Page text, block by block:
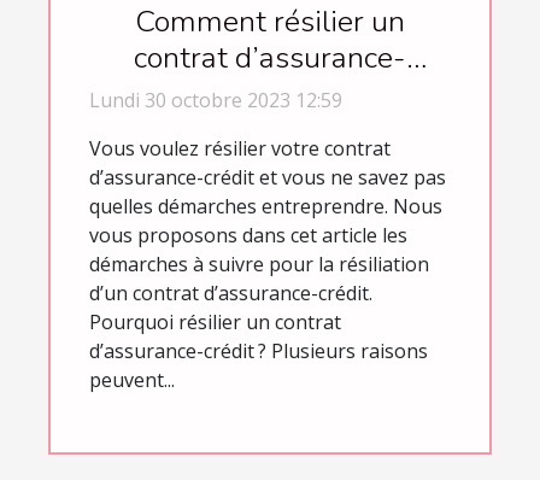
Comment résilier un
contrat d’assurance-
crédit ?
Lundi 30 octobre 2023 12:59
Vous voulez résilier votre contrat
d’assurance-crédit et vous ne savez pas
quelles démarches entreprendre. Nous
vous proposons dans cet article les
démarches à suivre pour la résiliation
d’un contrat d’assurance-crédit.
Pourquoi résilier un contrat
d’assurance-crédit ? Plusieurs raisons
peuvent...